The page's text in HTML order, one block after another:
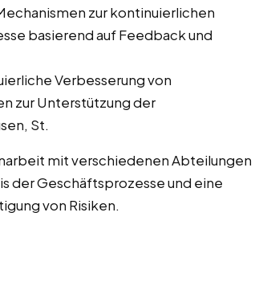
zur kontinuierlichen
basierend auf Feedback und
Verbesserung von
zur Unterstützung der
St.
mit verschiedenen Abteilungen
der Geschäftsprozesse und eine
von Risiken.